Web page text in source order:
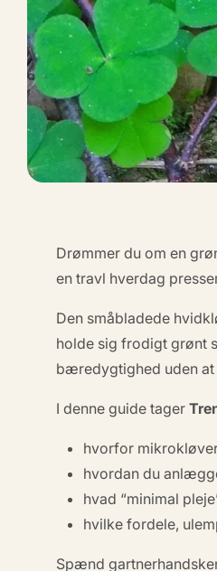
Drømmer du om en
en travl hverdag
Den småbladede
holde sig frodigt grønt
bæredygtighed uden
I denne guide tager
hvorfor
hvordan du
hvad “minimal
hvilke fordele,
Spænd